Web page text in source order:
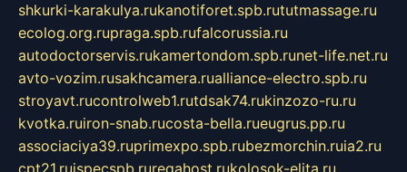
shkurki-karakulya.rukanotiforet.spb.rututmassage.ru
ecolog.org.rupraga.spb.rufalcorussia.ru
autodoctorservis.rukamertondom.spb.runet-life.net.ru
avto-vozim.rusakhcamera.rualliance-electro.spb.ru
stroyavt.rucontrolweb1.rutdsak74.rukinzozo-ru.ru
kvotka.ruiron-snab.rucosta-bella.rueugrus.pp.ru
associaciya39.ruprimexpo.spb.rubezmorchin.ruia2.ru
cpt21.ruispecspb.ruregahost.rukolosok-elita.ru